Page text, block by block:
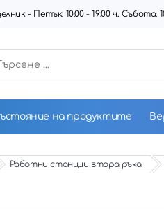
- Петък: 10:00 - 19:00 ч. Събота:
на продуктите
Работни станции втора ръка